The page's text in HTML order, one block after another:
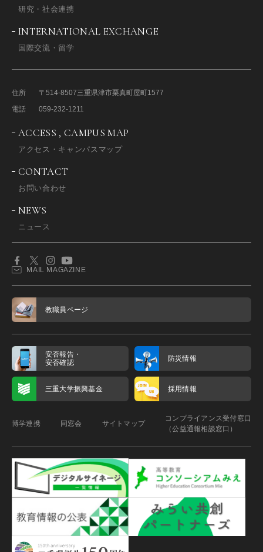
研究・社会連携
INTERNATIONAL EXCHANGE
国際交流・留学
住所 〒514-8507三重県津市栗真町屋町1577
電話
059-232-1211
ACCESS , CAMPUS MAP
アクセス・キャンパスマップ
CONTACT
お問い合わせ
NEWS
ニュース
MAIL MAGAZINE
教職員ページ
安否報告・
安否確認
防災情報
三重大学振興基金 採用情報
博学連携 同窓会 サイトマップ
コンプライアンス受付窓口
（公益通報相談窓口）